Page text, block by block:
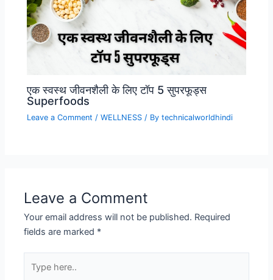
एक स्वस्थ जीवनशैली के लिए टॉप 5 सुपरफूड्स
Superfoods
Leave a Comment /WELLNESS / Bytechnicalworldhindi
Leave a Comment
Your email address will not be published. Required
fields are marked *
here..